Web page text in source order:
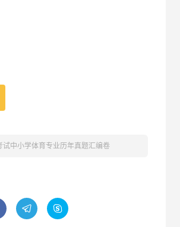
中小学体育专业历年真题汇编卷
 